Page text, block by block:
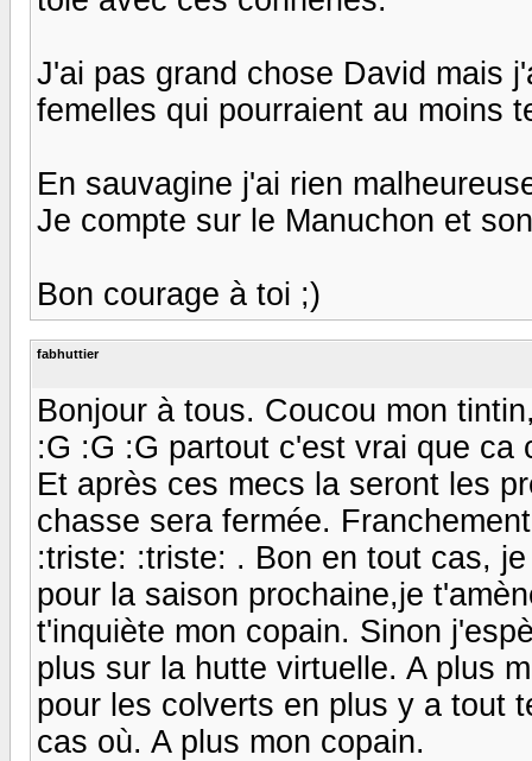
J'ai pas grand chose David mais
femelles qui pourraient au moins
En sauvagine j'ai rien
Je compte sur le Manuchon et
Bon courage à toi ;)
fabhuttier
Bonjour à tous. Coucou mon
:G :G :G partout c'est vrai que
Et après ces mecs la seront les
chasse sera fermée.
:triste: :triste: . Bon en tout cas,
pour la saison prochaine,je
t'inquiète mon copain. Sinon
plus sur la hutte virtuelle. A plus
pour les colverts en plus y a tout
cas où. A plus mon copain.